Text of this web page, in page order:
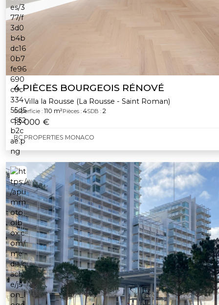
4 PIÈCES BOURGEOIS RÉNOVÉ
Villa la Rousse (La Rousse - Saint Roman)
Superficie : 110 m²Pièces : 4SDB : 2
13 000 €
BC PROPERTIES MONACO